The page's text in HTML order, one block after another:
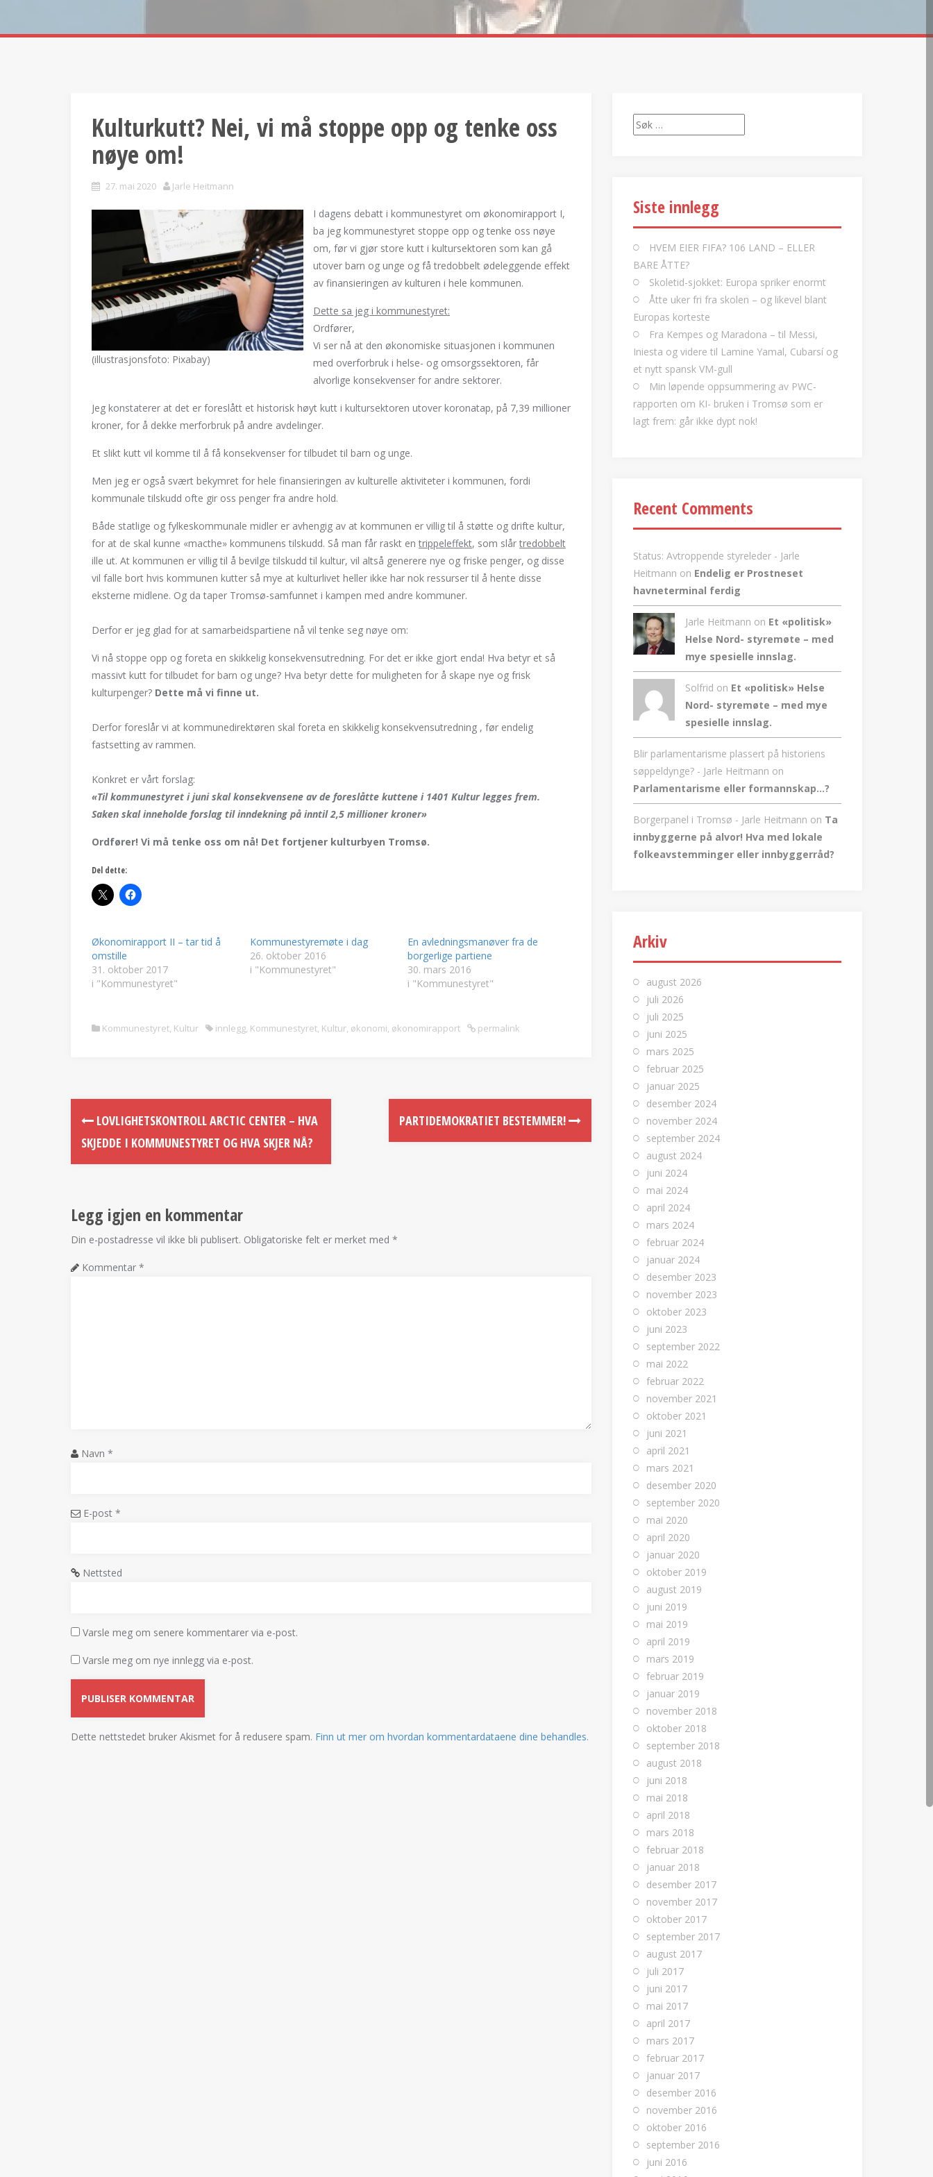
Kulturkutt? Nei, vi må stoppe opp og tenke oss
nøye om!
27. mai 2020 Jarle Heitmann
(illustrasjonsfoto: Pixabay)
I dagens debatt i kommunestyret om økonomirapport I,
ba jeg kommunestyret stoppe opp og tenke oss nøye
om, før vi gjør store kutt i kultursektoren som kan gå
utover barn og unge og få tredobbelt ødeleggende effekt
av finansieringen av kulturen i hele kommunen.
Dette sa jeg i kommunestyret:
Ordfører,
Vi ser nå at den økonomiske situasjonen i kommunen
med overforbruk i helse- og omsorgssektoren, får
alvorlige konsekvenser for andre sektorer.
Jeg konstaterer at det er foreslått et historisk høyt kutt i kultursektoren utover koronatap, på 7,39 millioner
kroner, for å dekke merforbruk på andre avdelinger.
Et slikt kutt vil komme til å få konsekvenser for tilbudet til barn og unge.
Men jeg er også svært bekymret for hele finansieringen av kulturelle aktiviteter i kommunen, fordi
kommunale tilskudd ofte gir oss penger fra andre hold.
Både statlige og fylkeskommunale midler er avhengig av at kommunen er villig til å støtte og drifte kultur,
for at de skal kunne «macthe» kommunens tilskudd. Så man får raskt en trippeleffekt, som slår tredobbelt
ille ut. At kommunen er villig til å bevilge tilskudd til kultur, vil altså generere nye og friske penger, og disse
vil falle bort hvis kommunen kutter så mye at kulturlivet heller ikke har nok ressurser til å hente disse
eksterne midlene. Og da taper Tromsø-samfunnet i kampen med andre kommuner.
Derfor er jeg glad for at samarbeidspartiene nå vil tenke seg nøye om:
Vi nå stoppe opp og foreta en skikkelig konsekvensutredning. For det er ikke gjort enda! Hva betyr et så
massivt kutt for tilbudet for barn og unge? Hva betyr dette for muligheten for å skape nye og frisk
kulturpenger? Dette må vi finne ut.
Derfor foreslår vi at kommunedirektøren skal foreta en skikkelig konsekvensutredning , før endelig
fastsetting av rammen.
Konkret er vårt forslag:
«Til kommunestyret i juni skal konsekvensene av de foreslåtte kuttene i 1401 Kultur legges frem.
Saken skal inneholde forslag til inndekning på inntil 2,5 millioner kroner»
Ordfører! Vi må tenke oss om nå! Det fortjener kulturbyen Tromsø.
Del dette:
Økonomirapport II – tar tid å
omstille
31. oktober 2017
i "Kommunestyret"
Kommunestyremøte i dag
26. oktober 2016
i "Kommunestyret"
En avledningsmanøver fra de
borgerlige partiene
30. mars 2016
i "Kommunestyret"
Kommunestyret, Kultur innlegg, Kommunestyret, Kultur, økonomi, økonomirapport permalink
LOVLIGHETSKONTROLL ARCTIC CENTER – HVA
SKJEDDE I KOMMUNESTYRET OG HVA SKJER NÅ?
PARTIDEMOKRATIET BESTEMMER!
Legg igjen en kommentar
Din e-postadresse vil ikke bli publisert. Obligatoriske felt er merket med *
Kommentar *
Navn *
E-post *
Nettsted
Varsle meg om senere kommentarer via e-post.
Varsle meg om nye innlegg via e-post.
Dette nettstedet bruker Akismet for å redusere spam. Finn ut mer om hvordan kommentardataene dine behandles.
Søk
etter:
Siste innlegg
HVEM EIER FIFA? 106 LAND – ELLER
BARE ÅTTE?
Skoletid-sjokket: Europa spriker enormt
Åtte uker fri fra skolen – og likevel blant
Europas korteste
Fra Kempes og Maradona – til Messi,
Iniesta og videre til Lamine Yamal, Cubarsí og
et nytt spansk VM-gull
Min løpende oppsummering av PWC-
rapporten om KI- bruken i Tromsø som er
lagt frem: går ikke dypt nok!
Recent Comments
Status: Avtroppende styreleder - Jarle
Heitmann on Endelig er Prostneset
havneterminal ferdig
Jarle Heitmann on Et «politisk»
Helse Nord- styremøte – med
mye spesielle innslag.
Solfrid on Et «politisk» Helse
Nord- styremøte – med mye
spesielle innslag.
Blir parlamentarisme plassert på historiens
søppeldynge? - Jarle Heitmann on
Parlamentarisme eller formannskap…?
Borgerpanel i Tromsø - Jarle Heitmann on Ta
innbyggerne på alvor! Hva med lokale
folkeavstemminger eller innbyggerråd?
Arkiv
august 2026
juli 2026
juli 2025
juni 2025
mars 2025
februar 2025
januar 2025
desember 2024
november 2024
september 2024
august 2024
juni 2024
mai 2024
april 2024
mars 2024
februar 2024
januar 2024
desember 2023
november 2023
oktober 2023
juni 2023
september 2022
mai 2022
februar 2022
november 2021
oktober 2021
juni 2021
april 2021
mars 2021
desember 2020
september 2020
mai 2020
april 2020
januar 2020
oktober 2019
august 2019
juni 2019
mai 2019
april 2019
mars 2019
februar 2019
januar 2019
november 2018
oktober 2018
september 2018
august 2018
juni 2018
mai 2018
april 2018
mars 2018
februar 2018
januar 2018
desember 2017
november 2017
oktober 2017
september 2017
august 2017
juli 2017
juni 2017
mai 2017
april 2017
mars 2017
februar 2017
januar 2017
desember 2016
november 2016
oktober 2016
september 2016
juni 2016